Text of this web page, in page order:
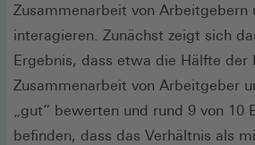
Zusammenarbeit von Arbeitgebern
interagieren. Zunächst zeigt sich
Ergebnis, dass etwa die Hälfte der
Zusammenarbeit von Arbeitgeber
„gut“ bewerten und rund 9 von 10
befinden, dass das Verhältnis als